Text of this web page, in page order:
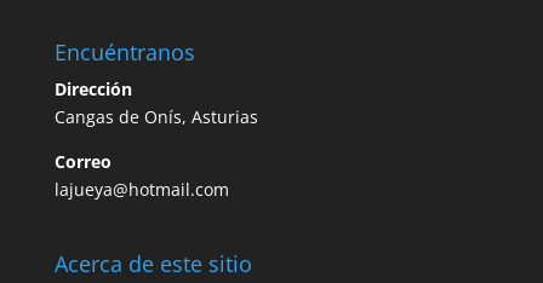
Encuéntranos
Dirección
Cangas de Onís, Asturias
Correo
lajueya@hotmail.com
Acerca de este sitio